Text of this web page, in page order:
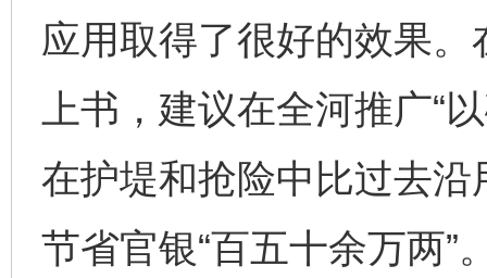
应用取得了很好的效果
上书，建议在全河推广“
在护堤和抢险中比过去沿
节省官银“百五十余万两”